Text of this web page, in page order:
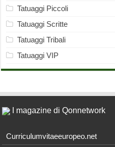
Tatuaggi Piccoli
Tatuaggi Scritte
Tatuaggi Tribali
Tatuaggi VIP
I magazine di Qonnetwork
Curriculumvitaeeuropeo.net